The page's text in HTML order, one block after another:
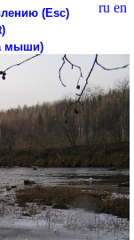
ru en
(Esc)
мыши)